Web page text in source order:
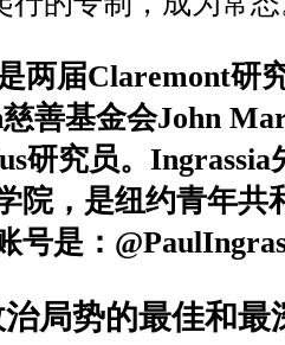
两届Claremont研
慈善基金会John
研究员。 Ingrassia
院，是纽约青年共
号是：
治局势的最佳和